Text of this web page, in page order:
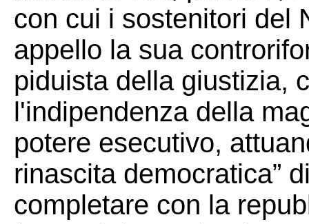
con cui i sostenitori del
appello la sua
piduista della giustizia,
l'indipendenza della
potere esecutivo,
rinascita democratica”
completare con la